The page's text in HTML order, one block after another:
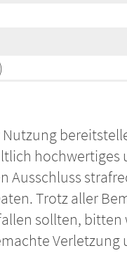
hochwertiges
Ausschluss
Trotz aller
sollten, bitten
Verletzung